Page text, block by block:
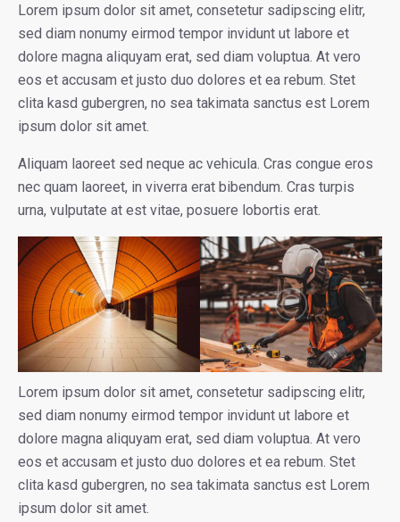
Lorem ipsum dolor sit amet, consetetur sadipscing elitr,
sed diam nonumy eirmod tempor invidunt ut labore et
dolore magna aliquyam erat, sed diam voluptua. At vero
eos et accusam et justo duo dolores et ea rebum. Stet
clita kasd gubergren, no sea takimata sanctus est Lorem
ipsum dolor sit amet.
Aliquam laoreet sed neque ac vehicula. Cras congue eros
nec quam laoreet, in viverra erat bibendum. Cras turpis
urna, vulputate at est vitae, posuere lobortis erat.
Lorem ipsum dolor sit amet, consetetur sadipscing elitr,
sed diam nonumy eirmod tempor invidunt ut labore et
dolore magna aliquyam erat, sed diam voluptua. At vero
eos et accusam et justo duo dolores et ea rebum. Stet
clita kasd gubergren, no sea takimata sanctus est Lorem
ipsum dolor sit amet.